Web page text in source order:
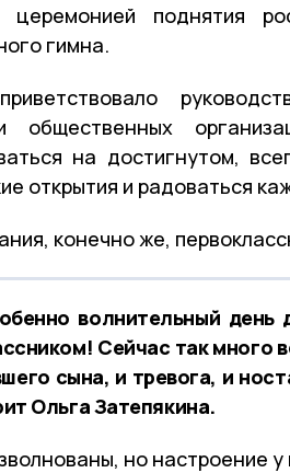
церемонией поднятия
гимна.
общественных
на достигнутом,
открытия и радоваться
конечно же,
волнительный
Сейчас так много
сына, и тревога, и
Ольга Затепякина.
но настроение у